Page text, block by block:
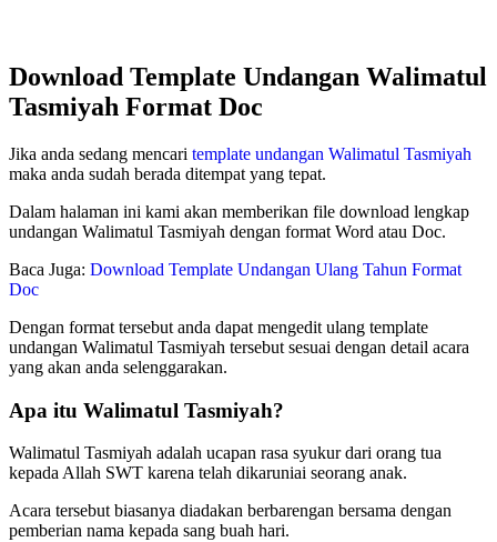
Download Template Undangan Walimatul
Tasmiyah Format Doc
Jika anda sedang mencari template undangan Walimatul Tasmiyah
maka anda sudah berada ditempat yang tepat.
Dalam halaman ini kami akan memberikan file download lengkap
undangan Walimatul Tasmiyah dengan format Word atau Doc.
Baca Juga: Download Template Undangan Ulang Tahun Format
Doc
Dengan format tersebut anda dapat mengedit ulang template
undangan Walimatul Tasmiyah tersebut sesuai dengan detail acara
yang akan anda selenggarakan.
Apa itu Walimatul Tasmiyah?
Walimatul Tasmiyah adalah ucapan rasa syukur dari orang tua
kepada Allah SWT karena telah dikaruniai seorang anak.
Acara tersebut biasanya diadakan berbarengan bersama dengan
pemberian nama kepada sang buah hari.